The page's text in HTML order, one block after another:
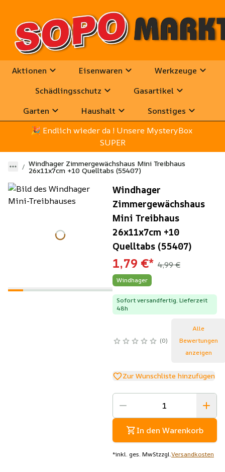
Aktionen Eisenwaren
Werkzeuge
Schädlingsschutz
Gasartikel
Garten
Haushalt
Sonstiges
🎉 Endlich wieder da ! Unsere MysteryBox
SUPER
Windhager Zimmergewächshaus Mini Treibhaus
26x11x7cm +10 Quelltabs (55407)
Windhager
Zimmergewächshaus
Mini Treibhaus
26x11x7cm +10
Quelltabs (55407)
1,79 €* 4,99 €
Windhager
Sofort versandfertig, Lieferzeit
48h
0
Alle
Bewertungen
anzeigen
Zur Wunschliste hinzufügen
In den Warenkorb
*inkl. ges. MwStzzgl.Versandkosten